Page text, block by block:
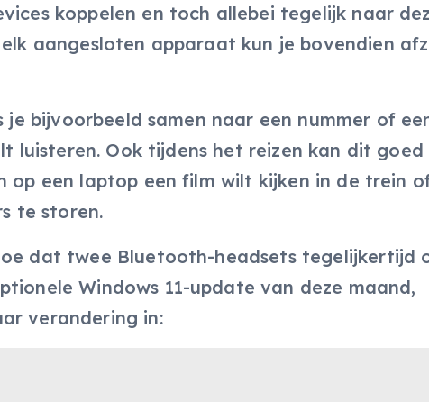
koppelen en toch allebei tegelijk naar
aangesloten apparaat kun je bovendien
bijvoorbeeld samen naar een nummer of
luisteren. Ook tijdens het reizen kan dit goed
op een laptop een film wilt kijken in de trein
te storen.
dat twee Bluetooth-headsets tegelijkertijd
Windows 11-update van deze maand,
verandering in: